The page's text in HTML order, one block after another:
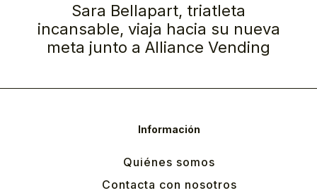
Sara Bellapart, triatleta
incansable, viaja hacia su nueva
meta junto a Alliance Vending
Información
Quiénes somos
Contacta con nosotros